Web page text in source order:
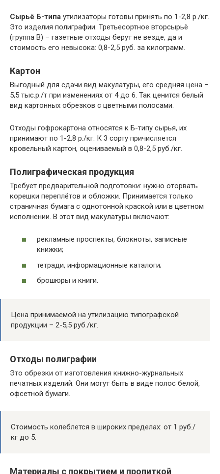
Сырьё Б-типа утилизаторы готовы принять по 1-2,8 р./кг.
Это изделия полиграфии. Третьесортное вторсырьё
(группа В) – газетные отходы берут не везде, да и
стоимость его невысока: 0,8-2,5 руб. за килограмм.
Картон
Выгодный для сдачи вид макулатуры, его средняя цена –
5,5 тыс.р./т при изменениях от 4 до 6. Так ценится белый
вид картонных обрезков с цветными полосами.
Отходы гофрокартона относятся к Б-типу сырья, их
принимают по 1-2,8 р./кг. К 3 сорту причисляется
кровельный картон, оцениваемый в 0,8-2,5 руб./кг.
Полиграфическая продукция
Требует предварительной подготовки: нужно оторвать
корешки переплётов и обложки. Принимается только
страничная бумага с однотонной краской или в цветном
исполнении. В этот вид макулатуры включают:
рекламные проспекты, блокноты, записные
книжки;
тетради, информационные каталоги;
брошюры и книги.
Цена принимаемой на утилизацию типографской
продукции – 2-5,5 руб./кг.
Отходы полиграфии
Это обрезки от изготовления книжно-журнальных
печатных изделий. Они могут быть в виде полос белой,
офсетной бумаги.
Стоимость колеблется в широких пределах: от 1 руб./
кг до 5.
Материалы с покрытием и пропиткой